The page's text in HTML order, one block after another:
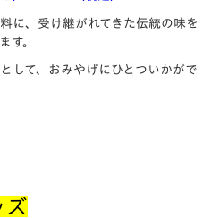
に、受け継がれてきた伝統の味を
す。
して、おみやげにひとついかがで
ズ